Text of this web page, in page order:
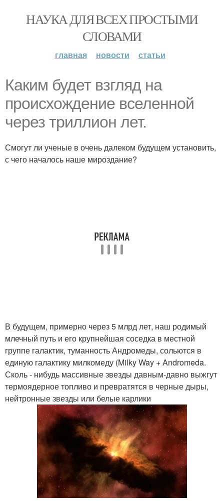
НАУКА ДЛЯ ВСЕХ ПРОСТЫМИ
СЛОВАМИ
главная новости статьи
Каким будет взгляд на
происхождение вселенной
через триллион лет.
Смогут ли ученые в очень далеком будущем установить,
с чего началось наше мироздание?
В будущем, примерно через 5 млрд лет, наш родимый
млечный путь и его крупнейшая соседка в местной
группе галактик, туманность Андромеды, сольются в
единую галактику милкомеду (Milky Way + Andromeda.
Сколь - нибудь массивные звезды давным-давно выжгут
термоядерное топливо и превратятся в черные дыры,
нейтронные звезды или белые карлики